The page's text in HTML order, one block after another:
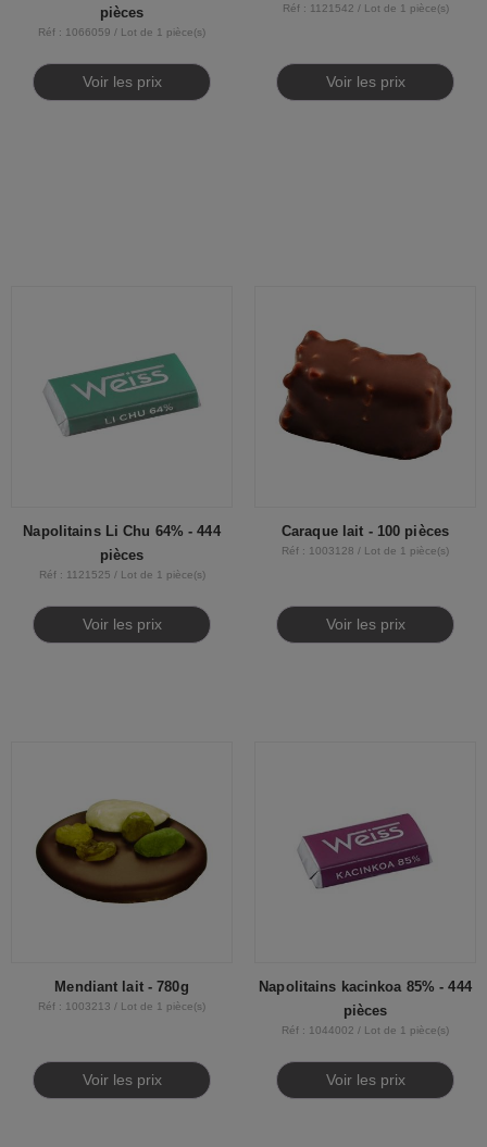
pièces
Réf : 1066059 / Lot de 1 pièce(s)
Voir les prix
Réf : 1121542 / Lot de 1 pièce(s)
Voir les prix
Napolitains Li Chu 64% - 444
pièces
Réf : 1121525 / Lot de 1 pièce(s)
Voir les prix
Caraque lait - 100 pièces
Réf : 1003128 / Lot de 1 pièce(s)
Voir les prix
Mendiant lait - 780g
Réf : 1003213 / Lot de 1 pièce(s)
Voir les prix
Napolitains kacinkoa 85% - 444
pièces
Réf : 1044002 / Lot de 1 pièce(s)
Voir les prix